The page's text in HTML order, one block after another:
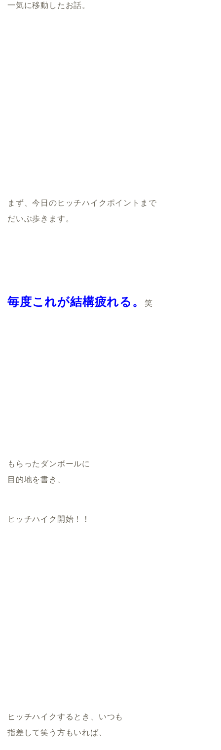
一気に移動したお話。
まず、今日のヒッチハイクポイントまで
だいぶ歩きます。
毎度これが結構疲れる。 笑
もらったダンボールに
目的地を書き、
ヒッチハイク開始！！
ヒッチハイクするとき、いつも
指差して笑う方もいれば、